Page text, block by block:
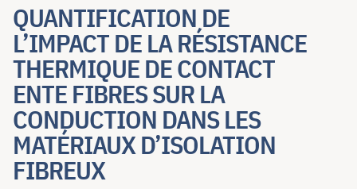
QUANTIFICATION DE
L’IMPACT DE LA RÉSISTANCE
THERMIQUE DE CONTACT
ENTE FIBRES SUR LA
CONDUCTION DANS LES
MATÉRIAUX D’ISOLATION
FIBREUX